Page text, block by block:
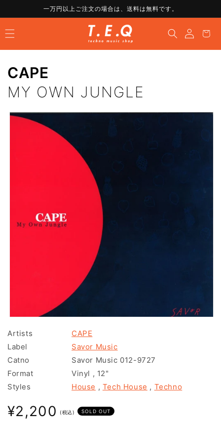
進む
一万円以上ご注文の場合は、送料は無料です。
グ
イ
ン
ー
CAPE
MY OWN JUNGLE
商品情
報にス
ー
ル
で
メ
デ
ィ
ア
を
開
Artists
CAPE
Label
Savor Music
Catno
Savor Music 012-9727
Format
Vinyl , 12"
Styles
House , Tech House , Techno
通
常
¥2,200 (税込) SOLD OUT